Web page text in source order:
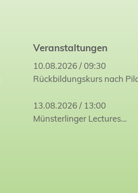
Veranstaltungen
10.08.2026 / 09:30
Rückbildungskurs nach
13.08.2026 / 13:00
Münsterlinger Lectures…